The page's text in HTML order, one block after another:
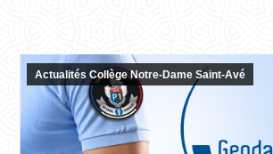
Actualités Collège Notre-Dame Saint-Avé